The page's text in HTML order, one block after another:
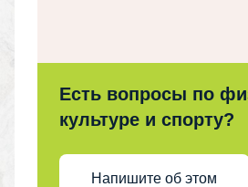
Есть вопросы по
культуре и спорту?
Напишите об этом